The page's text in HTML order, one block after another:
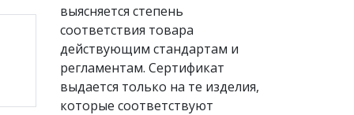
выясняется степень
соответствия товара
действующим стандартам и
регламентам. Сертификат
выдается только на те изделия,
которые соответствуют